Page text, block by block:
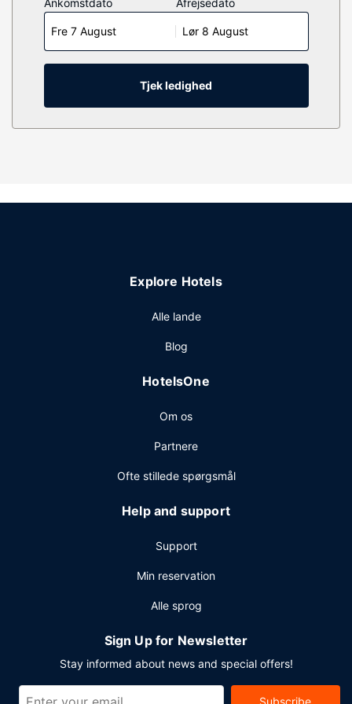
du altid komme på nettet, og kabelkanaler sørger for
underholdningen. Værelset har et privat badeværelse med
badekar eller bruser samt brusehoved med
spredningseffekt og gratis toiletartikler. Faciliteterne
inkluderer pengeskabe og skriveborde.
Ejendomsfacilitet
Gør brug af praktiske faciliteter, inklusive gratis trådløs
kl. 11.00 mod et gebyr.
hurtig udtjekning og en døgnåben reception. Selvstændig
Ankomstdato
Fre 7 August
Afrejsedato
Lør 8 August
Tjek ledighed
Explore Hotels
Alle lande
Blog
HotelsOne
Om os
Partnere
Ofte stillede spørgsmål
Help and support
Support
Min reservation
Alle sprog
Sign Up for Newsletter
Stay informed about news and special offers!
Subscribe